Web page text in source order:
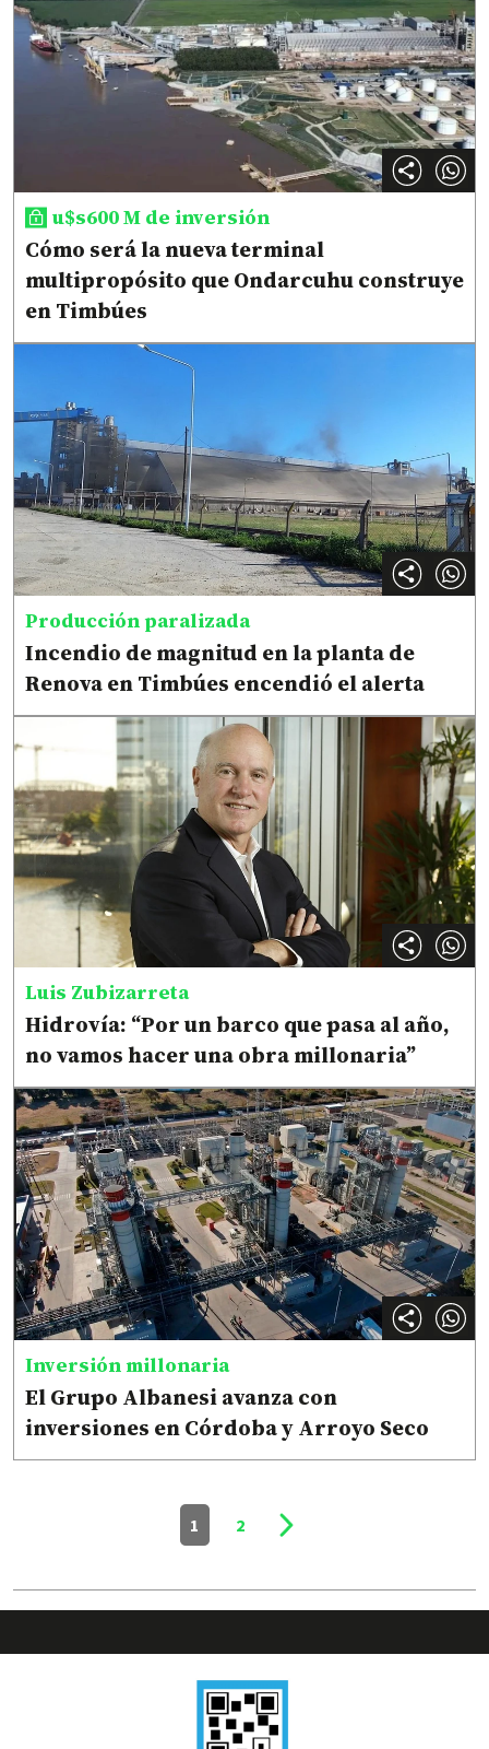
u$s600 M de inversión
Cómo será la nueva terminal
multipropósito que Ondarcuhu construye
en Timbúes
Producción paralizada
Incendio de magnitud en la planta de
Renova en Timbúes encendió el alerta
Luis Zubizarreta
Hidrovía: “Por un barco que pasa al año,
no vamos hacer una obra millonaria”
Inversión millonaria
El Grupo Albanesi avanza con
inversiones en Córdoba y Arroyo Seco
1 2